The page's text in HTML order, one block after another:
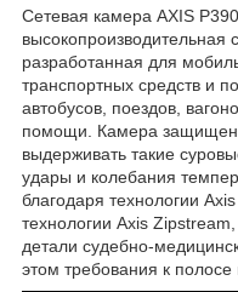
Сетевая камера AXIS
высокопроизводительная
разработанная для
транспортных средств и
автобусов, поездов,
помощи. Камера
выдерживать такие
удары и колебания
благодаря технологии
технологии Axis
детали судебно-
этом требования к